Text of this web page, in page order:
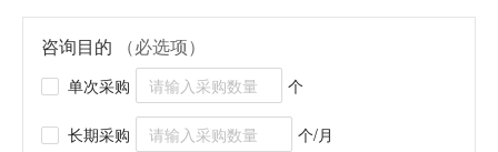
咨询目的 （必选项）
单次采购 个
长期采购
个/月